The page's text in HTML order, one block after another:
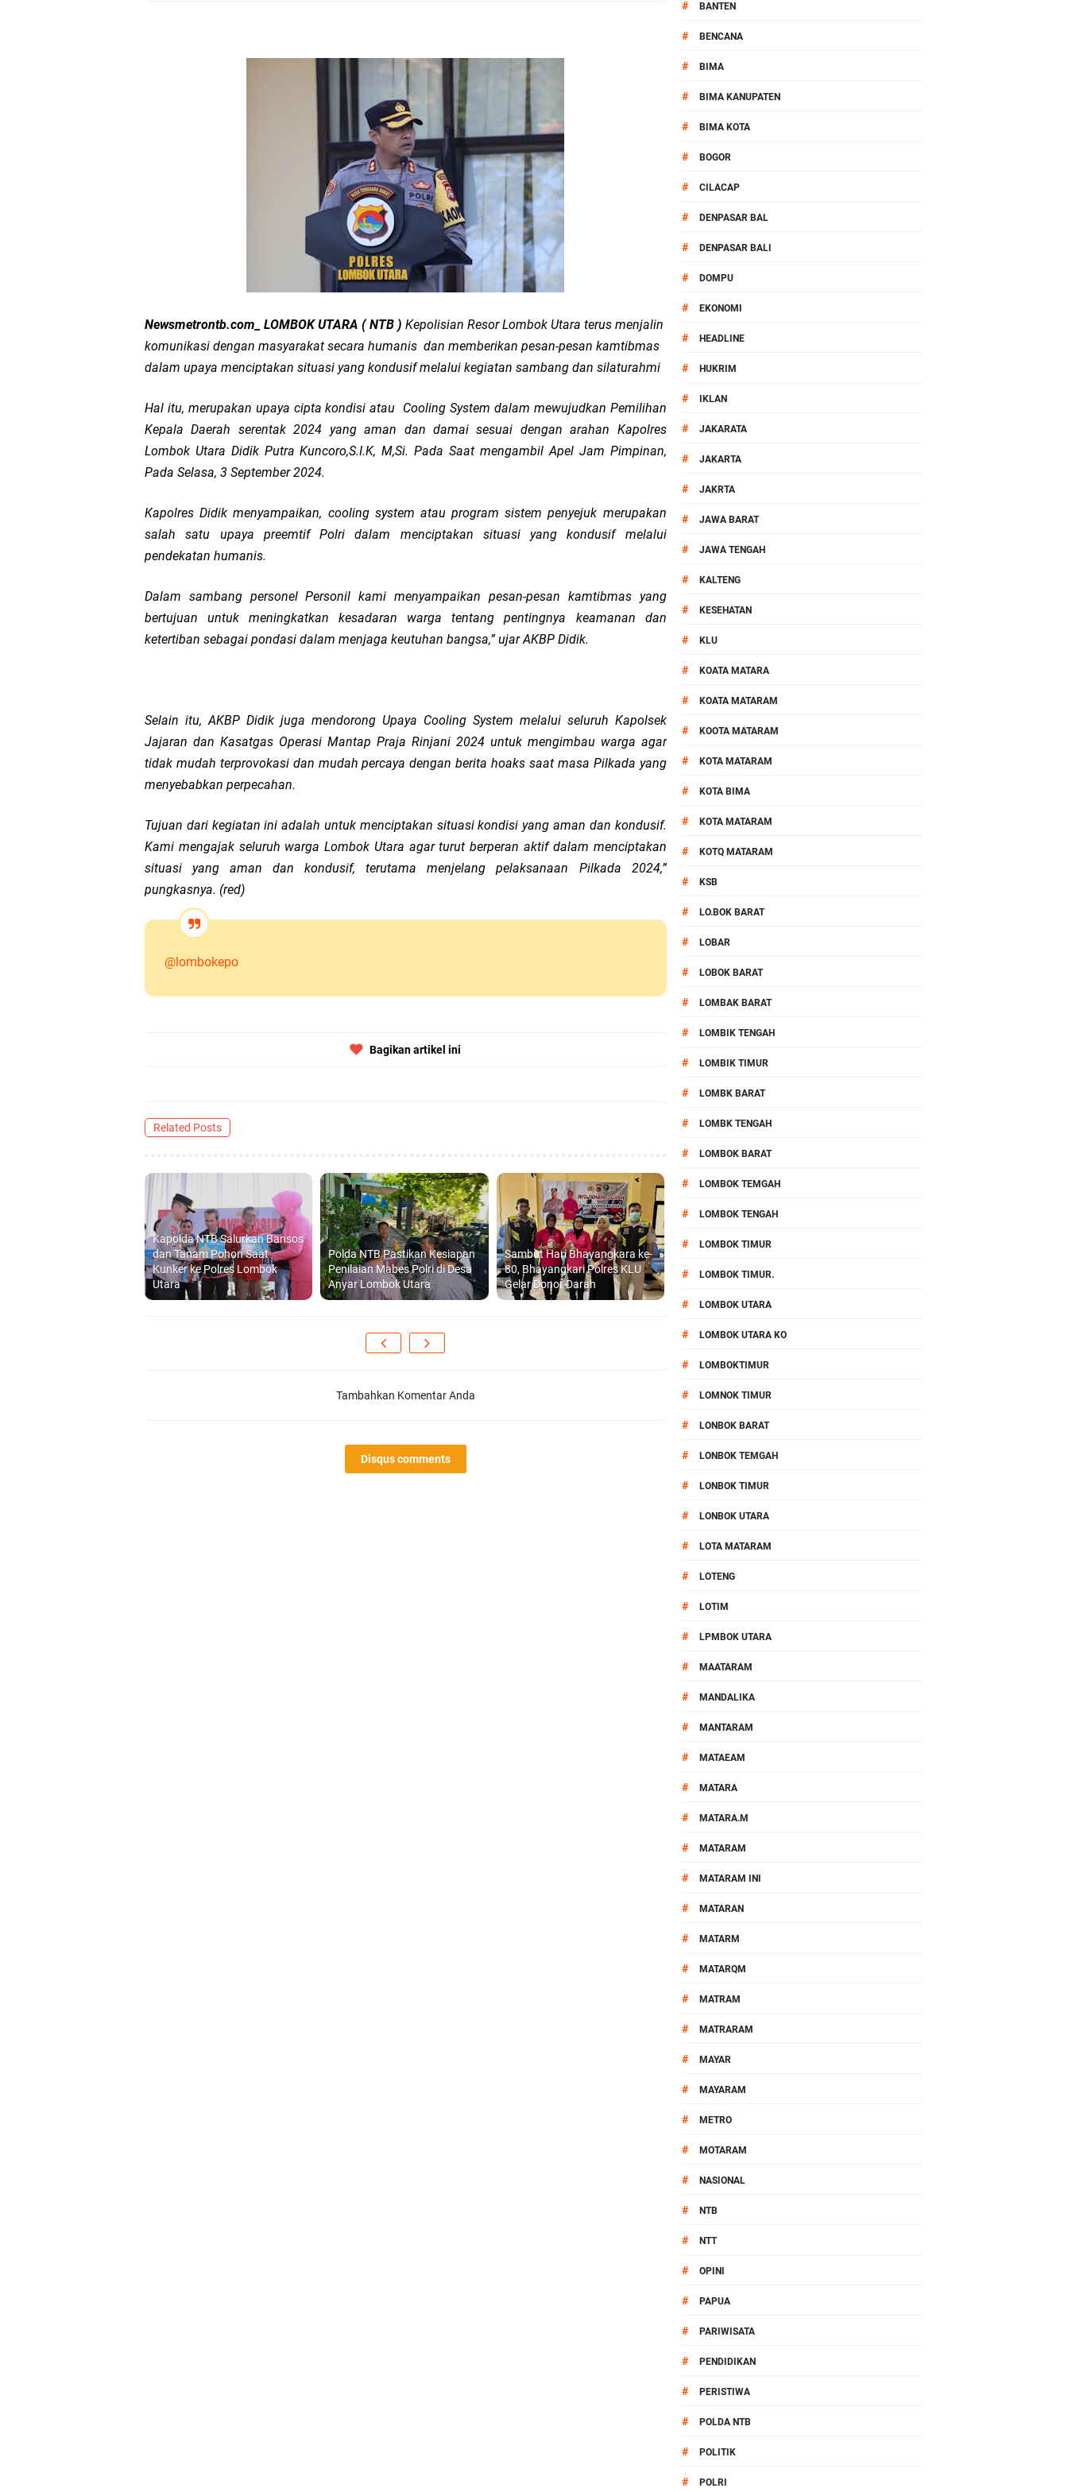
Sosialisasi Pilkades Serentak 2026 Digelar, Polsek Narmada Siap Jaga Kondusivitas
Kapolsek Lingsar Tindaklanjuti Arahan Ditbinmas, Intensifkan fungsi Polmas
Sambut HUT RI ke-81, Polsek Selaparang Bagikan Bendera Merah Putih kepada Warga
Dua Residivis Curanmor Dibekuk Polisi, Motor Curian Dijual ke Lombok Tengah
LPA Mataram. Apresiasi Polisi Berhasil Ungkap Kasus Kematian Mahasiswi NDR
Kapolda NTB Letakkan Batu Pertama Balai Kemitraan Polri dan Masyarakat
Kapolda NTB Matangkan Pengamanan MotoGP 2026
Kapolda NTB Sambut Kontingen Peraih Juara III Badminton Kapolri Cup 2026
Polda NTB Perkuat Upaya Cegah Gangguan Kamtibmas Lewat Patroli
Polsek Sandubaya Kawal Prosesi Ngaben di Cilinaya
Semarak HUT RI ke-81, Polsek Mataram Bagikan Bendera Merah Putih
Wakapolda NTB Gelar Kegiatan Polmas di Kelurahan Taman Sari Ampenan
Newsmetrontb.com_ LOMBOK UTARA ( NTB ) Kepolisian Resor Lombok Utara terus menjalin
komunikasi dengan masyarakat secara humanis dan memberikan pesan-pesan kamtibmas
dalam upaya menciptakan situasi yang kondusif melalui kegiatan sambang dan silaturahmi
Hal itu, merupakan upaya cipta kondisi atau Cooling System dalam mewujudkan Pemilihan
Kepala Daerah serentak 2024 yang aman dan damai sesuai dengan arahan Kapolres
Lombok Utara Didik Putra Kuncoro,S.I.K, M,Si. Pada Saat mengambil Apel Jam Pimpinan,
Pada Selasa, 3 September 2024.
Kapolres Didik menyampaikan, cooling system atau program sistem penyejuk merupakan
salah satu upaya preemtif Polri dalam menciptakan situasi yang kondusif melalui
pendekatan humanis.
Dalam sambang personel Personil kami menyampaikan pesan-pesan kamtibmas yang
bertujuan untuk meningkatkan kesadaran warga tentang pentingnya keamanan dan
ketertiban sebagai pondasi dalam menjaga keutuhan bangsa,” ujar AKBP Didik.
Selain itu, AKBP Didik juga mendorong Upaya Cooling System melalui seluruh Kapolsek
Jajaran dan Kasatgas Operasi Mantap Praja Rinjani 2024 untuk mengimbau warga agar
tidak mudah terprovokasi dan mudah percaya dengan berita hoaks saat masa Pilkada yang
menyebabkan perpecahan.
Tujuan dari kegiatan ini adalah untuk menciptakan situasi kondisi yang aman dan kondusif.
Kami mengajak seluruh warga Lombok Utara agar turut berperan aktif dalam menciptakan
situasi yang aman dan kondusif, terutama menjelang pelaksanaan Pilkada 2024,”
pungkasnya. (red)
@lombokepo
Bagikan artikel ini
Related Posts
Kapolda NTB Salurkan Bansos
dan Tanam Pohon Saat
Kunker ke Polres Lombok
Utara
Polda NTB Pastikan Kesiapan
Penilaian Mabes Polri di Desa
Anyar Lombok Utara
Sambut Hari Bhayangkara ke-
80, Bhayangkari Polres KLU
Gelar Donor Darah
Tambahkan Komentar Anda
Disqus comments
# BANTEN
# BENCANA
# BIMA
# BIMA KANUPATEN
# BIMA KOTA
# BOGOR
# CILACAP
# DENPASAR BAL
# DENPASAR BALI
# DOMPU
# EKONOMI
# HEADLINE
# HUKRIM
# IKLAN
# JAKARATA
# JAKARTA
# JAKRTA
# JAWA BARAT
# JAWA TENGAH
# KALTENG
# KESEHATAN
# KLU
# KOATA MATARA
# KOATA MATARAM
# KOOTA MATARAM
# KOTA MATARAM
# KOTA BIMA
# KOTA MATARAM
# KOTQ MATARAM
# KSB
# LO.BOK BARAT
# LOBAR
# LOBOK BARAT
# LOMBAK BARAT
# LOMBIK TENGAH
# LOMBIK TIMUR
# LOMBK BARAT
# LOMBK TENGAH
# LOMBOK BARAT
# LOMBOK TEMGAH
# LOMBOK TENGAH
# LOMBOK TIMUR
# LOMBOK TIMUR.
# LOMBOK UTARA
# LOMBOK UTARA KO
# LOMBOKTIMUR
# LOMNOK TIMUR
# LONBOK BARAT
# LONBOK TEMGAH
# LONBOK TIMUR
# LONBOK UTARA
# LOTA MATARAM
# LOTENG
# LOTIM
# LPMBOK UTARA
# MAATARAM
# MANDALIKA
# MANTARAM
# MATAEAM
# MATARA
# MATARA.M
# MATARAM
# MATARAM INI
# MATARAN
# MATARM
# MATARQM
# MATRAM
# MATRARAM
# MAYAR
# MAYARAM
# METRO
# MOTARAM
# NASIONAL
# NTB
# NTT
# OPINI
# PAPUA
# PARIWISATA
# PENDIDIKAN
# PERISTIWA
# POLDA NTB
# POLITIK
# POLRI